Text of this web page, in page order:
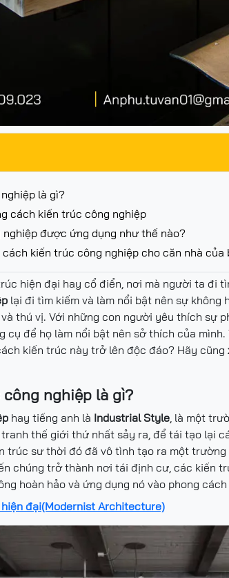
là gì?
cách kiến trúc công nghiệp
được ứng dụng như thế nào?
kiến trúc công nghiệp cho căn nhà của
hiện đại hay cổ điển, nơi mà người ta đi
lại đi tìm kiếm và làm nổi bật nên sự không
thú vị. Với những con người yêu thích sự
cụ để họ làm nổi bật nên sở thích của mình.
kiến trúc này trở lên độc đáo? Hãy cũng
nghiệp là gì?
hay tiếng anh là Industrial Style , là một
thế giới thứ nhất sảy ra, để tái tạo lại
trúc sư thời đó đã vô tình tạo ra một
chúng trở thành nơi tái định cư, các kiến
hoàn hảo và ứng dụng nó vào phong
đại(Modernist Architecture)